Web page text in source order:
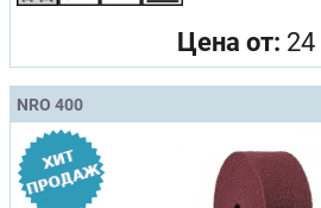
Цена от: 24
NRO 400